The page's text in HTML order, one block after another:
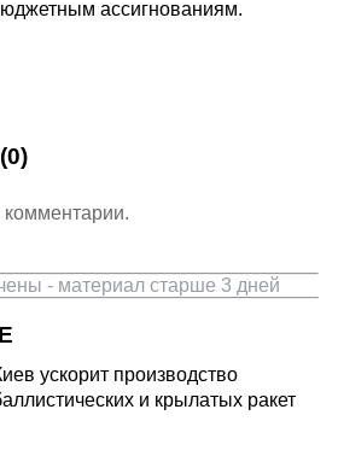
ассигнованиям.
(0)
- материал старше 3 дней
ускорит производство
и крылатых ракет